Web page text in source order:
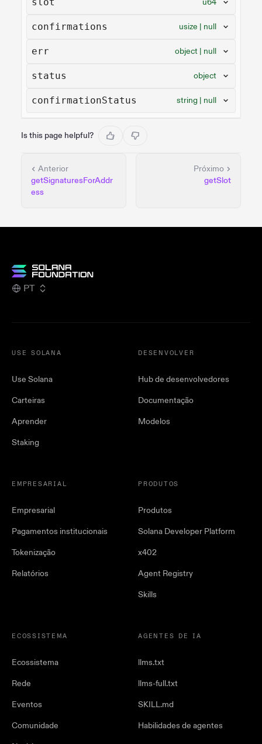
confirmations usize | null
err object | null
status object
confirmationStatus string | null
Is this page helpful?
Anterior
getSignaturesForAddr
ess
Próximo
getSlot
PT
USE SOLANA
Use Solana
Carteiras
Aprender
Staking
DESENVOLVER
Hub de desenvolvedores
Documentação
Modelos
EMPRESARIAL
Empresarial
Pagamentos institucionais
Tokenização
Relatórios
PRODUTOS
Produtos
Solana Developer Platform
x402
Agent Registry
Skills
ECOSSISTEMA
Ecossistema
Rede
Eventos
Comunidade
AGENTES DE IA
llms.txt
llms-full.txt
SKILL.md
Habilidades de agentes